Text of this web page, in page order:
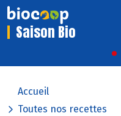
Saison Bio
Accueil
Toutes nos recettes